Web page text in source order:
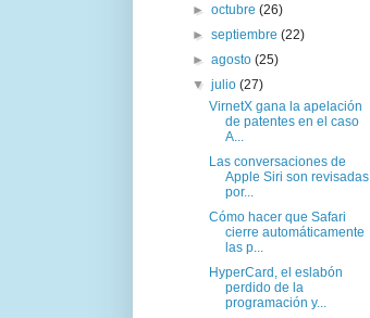
►octubre(26)
►septiembre(22)
►agosto(25)
▼julio(27)
VirnetX gana la apelación
de patentes en el caso
A...
Las conversaciones de
Apple Siri son revisadas
por...
Cómo hacer que Safari
cierre automáticamente
las p...
HyperCard, el eslabón
perdido de la
programación y...